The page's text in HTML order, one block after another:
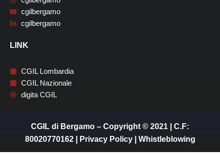
cgilbergamo
cgilbergamo
LINK
CGIL Lombardia
CGIL Nazionale
digita CGIL
CGIL di Bergamo – Copyright © 2021 | C.F:
80020770162 |
Privacy Policy| Whistleblowing